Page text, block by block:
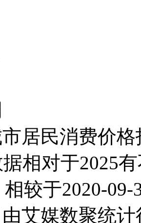
居民消费价
相对于2025
相较于2020-
艾媒数聚统计